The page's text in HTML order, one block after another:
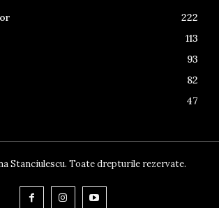
222
113
93
82
47
Stanciulescu. Toate drepturile rezervate.